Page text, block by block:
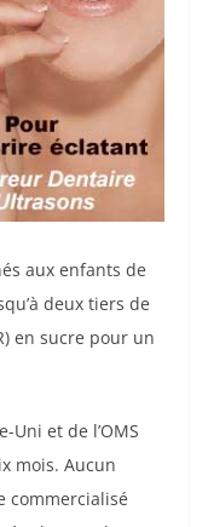
aux enfants de
deux tiers de
en sucre pour un
Uni et de l’OMS
mois. Aucun
commercialisé